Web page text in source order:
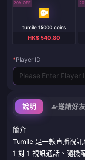
說明 邀請好
簡介
Tumile 是一款直播視
1 對 1 視訊通話、隨機
20% OFF
tumile 15000 coins
HK$ 540.80
*Player ID